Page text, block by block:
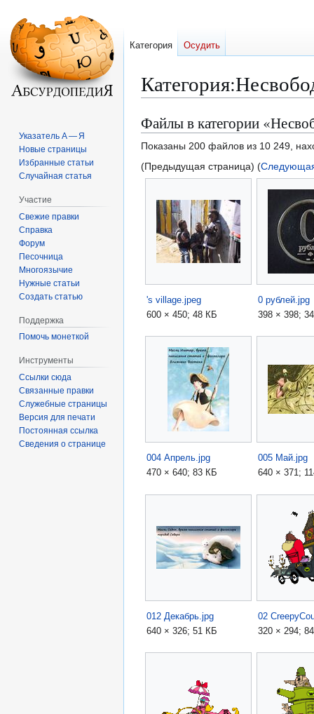
Категория:
Перейти
к
навигации
Перейти
к
поиску
Файлы в категории
Показаны 200 файлов из 10 249,
(Предыдущая страница) (
's village.jpeg
600 × 450; 48 КБ
0 рублей.jpg
398 × 398;
004 Апрель.jpg
470 × 640; 83 КБ
005 Май.jpg
640 × 371;
012 Декабрь.jpg
640 × 326; 51 КБ
02
320 × 294;
Категория Осудить
Указатель А — Я
Новые страницы
Избранные статьи
Случайная статья
Участие
Свежие правки
Справка
Форум
Песочница
Многоязычие
Нужные статьи
Создать статью
Поддержка
Помочь монеткой
Инструменты
Ссылки сюда
Связанные правки
Служебные страницы
Версия для печати
Постоянная ссылка
Сведения о странице